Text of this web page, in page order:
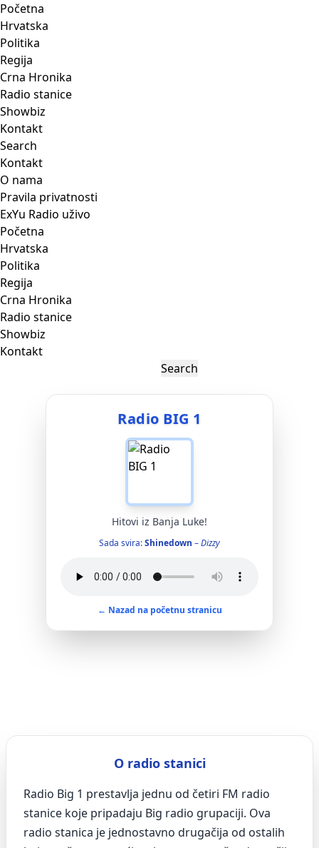
Početna
Hrvatska
Politika
Regija
Crna Hronika
Radio stanice
Showbiz
Kontakt
Search
Kontakt
O nama
Pravila privatnosti
ExYu Radio uživo
Početna
Hrvatska
Politika
Regija
Crna Hronika
Radio stanice
Showbiz
Kontakt
Radio BIG 1
Hitovi iz Banja Luke!
Sada svira:Shinedown –Dizzy
← Nazad na početnu stranicu
O radio stanici
Radio Big 1 prestavlja jednu od četiri FM radio
stanice koje pripadaju Big radio grupaciji. Ova
radio stanica je jednostavno drugačija od ostalih